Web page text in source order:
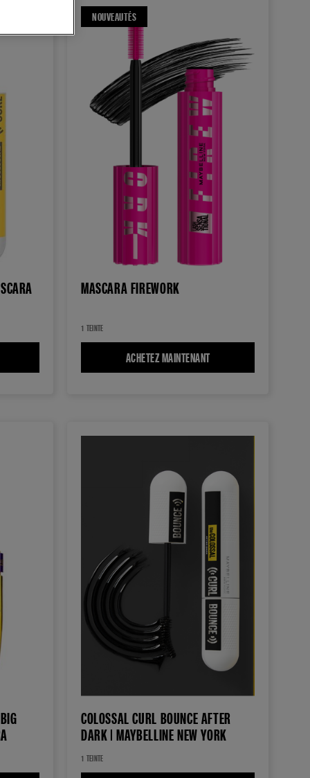
COLOSSAL CURL BOUNCE MASCARA
NOUVEAUTÉS
MASCARA FIREWORK
1 TEINTE
ACHETEZ MAINTENANT
COLOSSAL CURL BOUNCE AFTER
DARK | MAYBELLINE NEW YORK
1 TEINTE